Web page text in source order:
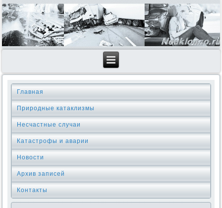
Главная
Природные катаклизмы
Несчастные случаи
Катастрофы и аварии
Новости
Архив записей
Контакты